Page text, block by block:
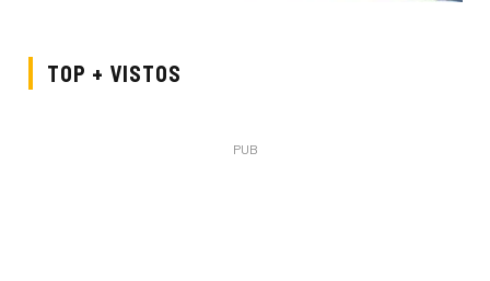
TOP + VISTOS
PUB